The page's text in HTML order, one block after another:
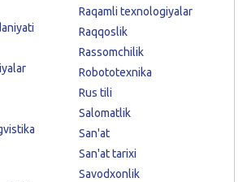
Raqamli texnologiyalar
Raqqoslik
Rassomchilik
Robototexnika
Rus tili
Salomatlik
San'at
San'at tarixi
Savodxonlik